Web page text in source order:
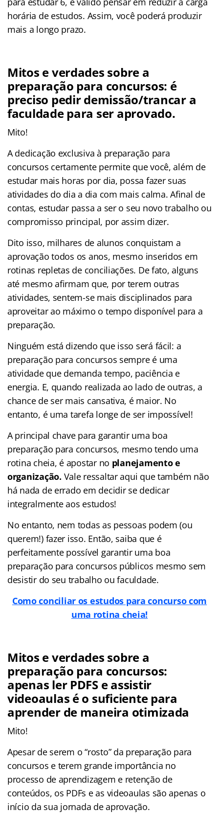
horária de estudos. Assim, você poderá produzir
mais a longo prazo.
Mitos e verdades sobre a
preparação para concursos: é
preciso pedir demissão/trancar a
faculdade para ser aprovado.
Mito!
A dedicação exclusiva à preparação para
concursos certamente permite que você, além de
estudar mais horas por dia, possa fazer suas
atividades do dia a dia com mais calma. Afinal de
contas, estudar passa a ser o seu novo trabalho ou
compromisso principal, por assim dizer.
Dito isso, milhares de alunos conquistam a
aprovação todos os anos, mesmo inseridos em
rotinas repletas de conciliações. De fato, alguns
até mesmo afirmam que, por terem outras
atividades, sentem-se mais disciplinados para
aproveitar ao máximo o tempo disponível para a
preparação.
Ninguém está dizendo que isso será fácil: a
preparação para concursos sempre é uma
atividade que demanda tempo, paciência e
energia. E, quando realizada ao lado de outras, a
chance de ser mais cansativa, é maior. No
entanto, é uma tarefa longe de ser impossível!
A principal chave para garantir uma boa
preparação para concursos, mesmo tendo uma
rotina cheia, é apostar no planejamento e
organização. Vale ressaltar aqui que também não
há nada de errado em decidir se dedicar
integralmente aos estudos!
No entanto, nem todas as pessoas podem (ou
querem!) fazer isso. Então, saiba que é
perfeitamente possível garantir uma boa
preparação para concursos públicos mesmo sem
desistir do seu trabalho ou faculdade.
Como conciliar os estudos para concurso com
uma rotina cheia!
Mitos e verdades sobre a
preparação para concursos:
apenas ler PDFS e assistir
videoaulas é o suficiente para
aprender de maneira otimizada
Mito!
Apesar de serem o “rosto” da preparação para
concursos e terem grande importância no
processo de aprendizagem e retenção de
conteúdos, os PDFs e as videoaulas são apenas o
início da sua jornada de aprovação.